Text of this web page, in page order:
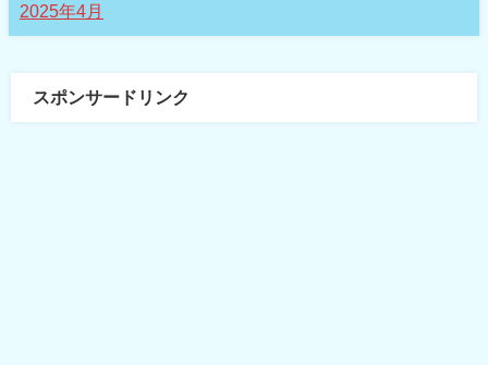
2025年4月
スポンサードリンク